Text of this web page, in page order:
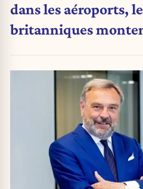
dans les aéroports,
britanniques